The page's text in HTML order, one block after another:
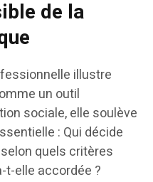
de la
illustre
un outil
sociale, elle soulève
: Qui décide
quels critères
elle accordée ?